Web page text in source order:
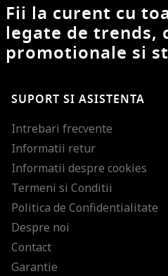
Fii la curent cu
legate de trends,
promotionale si
SUPORT SI ASISTENTA
Intrebari frecvente
Informatii retur
Informatii despre cookies
Termeni si Conditii
Politica de Confidentialitate
Despre noi
Contact
Garantie